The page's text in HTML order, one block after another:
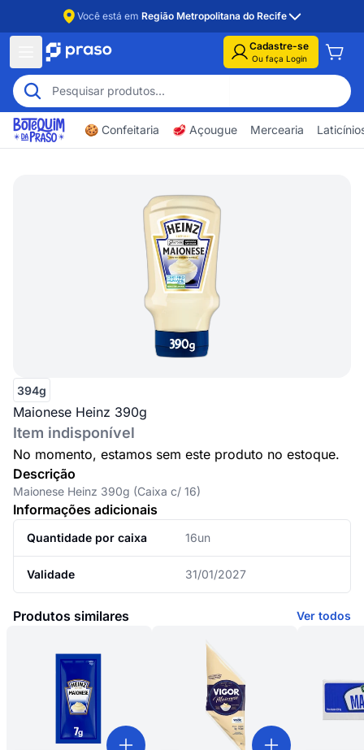
Você está em Região Metropolitana do Recife
Cadastre-se
Ou faça Login
🍪 Confeitaria 🥩 Açougue Mercearia
Descrição
Maionese Heinz 390g (Caixa c/ 16)
Informações adicionais
Quantidade por caixa 16un
Validade 31/01/2027
394g
Maionese Heinz 390g
Item indisponível
No momento, estamos sem este produto no estoque.
Produtos similares Ver todos